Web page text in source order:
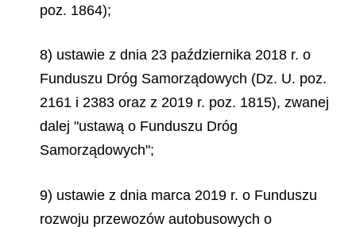
poz. 1864);
8) ustawie z dnia 23 października 2018 r. o
Funduszu Dróg Samorządowych (Dz. U. poz.
2161 i 2383 oraz z 2019 r. poz. 1815), zwanej
dalej "ustawą o Funduszu Dróg
Samorządowych";
9) ustawie z dnia marca 2019 r. o Funduszu
rozwoju przewozów autobusowych o